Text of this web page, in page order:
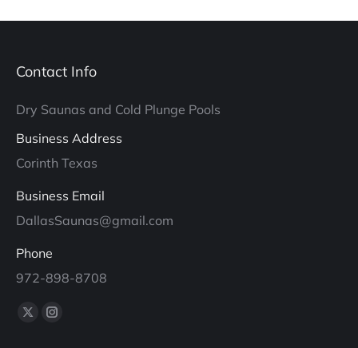
Contact Info
Dry Saunas and Cold Plunge Pools
Business Address
Corinth Texas
Business Email
DallasSaunas@gmail.com
Phone
972-898-8708
Find us on:
X
Instagram